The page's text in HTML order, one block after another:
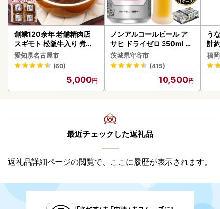
創業120余年 老舗精肉店
スギモト 松阪牛入り 煮込
み ハンバーグ 110g×4枚
惣菜 お取り寄せ グルメ ハ
ンバーグ 冷凍
愛知県名古屋市
(60)
5,000
ノンアルコールビール ア
サヒ ドライゼロ 350ml 24
本 ノンアル ビール asashi
守谷市
茨城県守谷市
(415)
10,500
う
計
な
福
最近チェックした返礼品
返礼品詳細ページの閲覧で、ここに履歴が表示されます。